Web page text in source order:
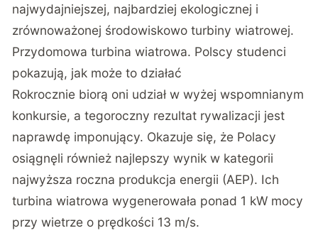
najwydajniejszej, najbardziej ekologicznej i
zrównoważonej środowiskowo turbiny wiatrowej.
Przydomowa turbina wiatrowa. Polscy studenci
pokazują, jak może to działać
Rokrocznie biorą oni udział w wyżej wspomnianym
konkursie, a tegoroczny rezultat rywalizacji jest
naprawdę imponujący. Okazuje się, że Polacy
osiągnęli również najlepszy wynik w kategorii
najwyższa roczna produkcja energii (AEP). Ich
turbina wiatrowa wygenerowała ponad 1 kW mocy
przy wietrze o prędkości 13 m/s.